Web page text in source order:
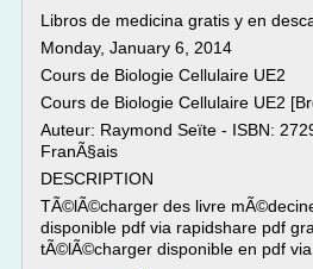
Libros de medicina gratis y en
Monday, January 6, 2014
Cours de Biologie Cellulaire UE2
Cours de Biologie Cellulaire UE2
Auteur: Raymond Seïte - ISBN:
FranÃ§ais
DESCRIPTION
TÃ©lÃ©charger des livre
disponible pdf via rapidshare pdf
tÃ©lÃ©charger disponible en pdf via